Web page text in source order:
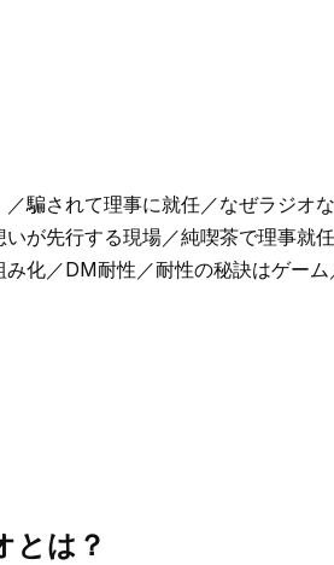
騙されて理事に就任／なぜラジオ
が先行する現場／純喫茶で理事就
化／DM耐性／耐性の秘訣はゲー
とは？